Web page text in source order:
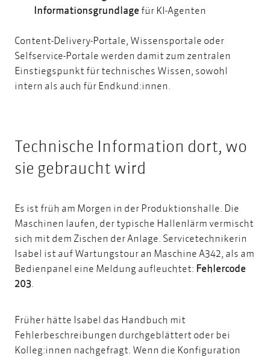
Informationsgrundlage für KI-Agenten
Content-Delivery-Portale, Wissensportale oder
Selfservice-Portale werden damit zum zentralen
Einstiegspunkt für technisches Wissen, sowohl
intern als auch für Endkund:innen.
Technische Information dort, wo
sie gebraucht wird
Es ist früh am Morgen in der Produktionshalle. Die
Maschinen laufen, der typische Hallenlärm vermischt
sich mit dem Zischen der Anlage. Servicetechnikerin
Isabel ist auf Wartungstour an Maschine A342, als am
Bedienpanel eine Meldung aufleuchtet: Fehlercode
203
Früher hätte Isabel das Handbuch mit
Fehlerbeschreibungen durchgeblättert oder bei
Kolleg:innen nachgefragt. Wenn die Konfiguration